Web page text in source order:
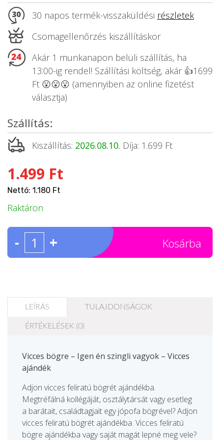
Állatos ajándéktárgyak
30 napos termék-visszaküldési részletek
Csomagellenőrzés kiszállításkor
Akár 1 munkanapon belüli szállítás, ha
13:00-ig rendel! Szállítási költség, akár 👍1699
Ft 😮😮😮 (amennyiben az online fizetést
választja)
Szállítás:
Kiszállítás: 2026.08.10. Díja: 1.699 Ft
1.499 Ft
Nettó: 1.180 Ft
Raktáron
- + Kosárba
LEÍRÁS TULAJDONSÁGOK
ÉRTÉKELÉSEK (0)
Vicces bögre – Igen én szingli vagyok – Vicces
ajándék
Adjon vicces feliratú bögrét ajándékba.
Megtréfálná kollégáját, osztálytársát vagy esetleg
a barátait, családtagjait egy jópofa bögrével? Adjon
vicces feliratú bögrét ajándékba. Vicces feliratú
bögre ajándékba vagy saját magát lepné meg vele?